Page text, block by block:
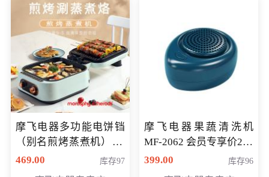
摩飞电器多功能电饼铛
（别名煎烤蒸煮机） 型
号MF-8888B 会员专享
469.00 库存97
摩飞电器果蔬清洗机
MF-2062 会员专享价268
元
399.00 库存96